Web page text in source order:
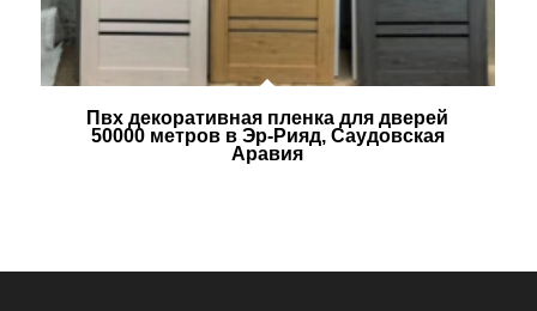
Пвх декоративная пленка для дверей
50000 метров в Эр-Рияд, Саудовская
Аравия